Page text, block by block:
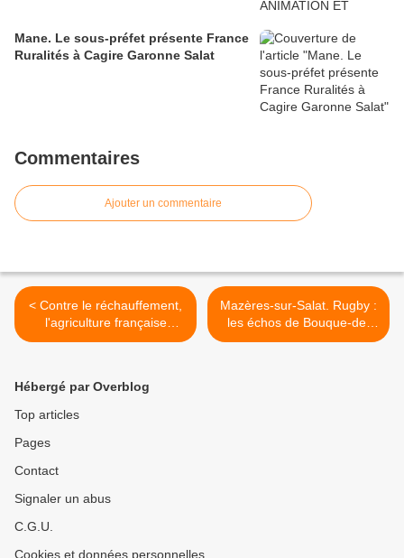
Mane. Le sous-préfet présente France
Ruralités à Cagire Garonne Salat
Commentaires
Ajouter un commentaire
< Contre le réchauffement,
l'agriculture française
expérimente des "parasols"
Mazères-sur-Salat. Rugby :
les échos de Bouque-de-
Lens >
Hébergé par Overblog
Top articles
Pages
Contact
Signaler un abus
C.G.U.
Cookies et données personnelles